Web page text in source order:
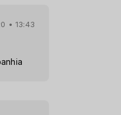
• 13:43